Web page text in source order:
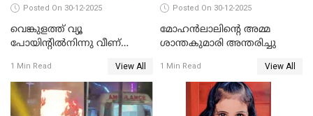
Posted On 30-12-2025
വെങ്കുളത്ത് വ്യൂ
പോയിന്റിൽനിന്നു വീണ്
1 Min Read View All
Posted On 30-12-2025
മോഹന്‍ലാലിന്‍റെ അമ്മ
ശാന്തകുമാരി അന്തരിച്ചു
1 Min Read View All